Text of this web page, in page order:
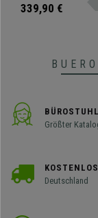
Farben und
339,90 €
Größter
Deutschland